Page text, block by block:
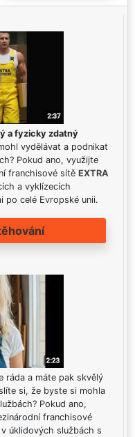
a fyzicky zdatný
vydělávat a podnikat
Pokud ano, využijte
franchisové sítě EXTRA
a vyklízecích
po celé Evropské unii.
ráda a máte pak skvělý
si, že byste si mohla
Pokud ano,
franchisové
úklidových službách s